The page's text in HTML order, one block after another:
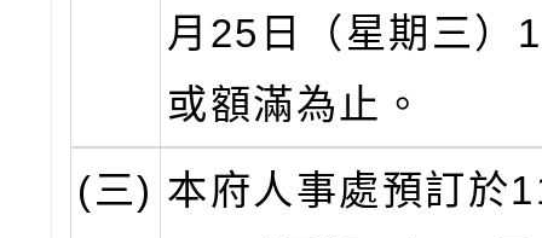
月25日（星期三）
或額滿為止。
(三) 本府人事處預訂於